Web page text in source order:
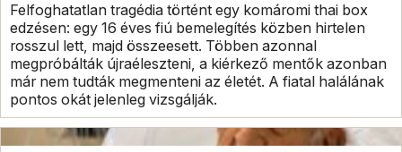
Felfoghatatlan tragédia történt egy komáromi thai box
edzésen: egy 16 éves fiú bemelegítés közben hirtelen
rosszul lett, majd összeesett. Többen azonnal
megpróbálták újraéleszteni, a kiérkező mentők azonban
már nem tudták megmenteni az életét. A fiatal halálának
pontos okát jelenleg vizsgálják.